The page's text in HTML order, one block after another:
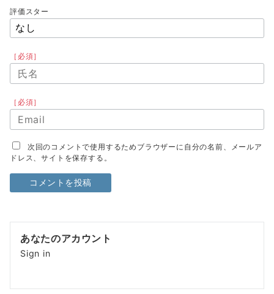
評価スター
［必須］
［必須］
次回のコメントで使用するためブラウザーに自分の名前、メールア
ドレス、サイトを保存する。
あなたのアカウント
Sign in